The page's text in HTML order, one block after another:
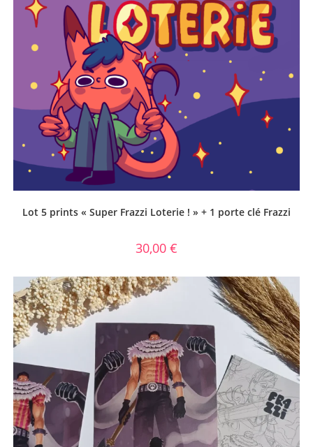
Lot 5 prints « Super Frazzi Loterie ! » + 1 porte clé Frazzi
30,00 €